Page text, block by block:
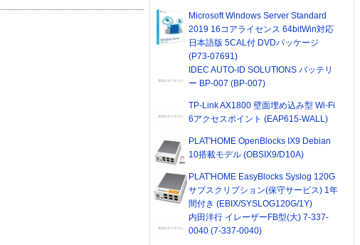
Microsoft Windows Server Standard
2019 16コアライセンス 64bitWin対応
日本語版 5CAL付 DVDパッケージ
(P73-07691)
IDEC AUTO-ID SOLUTIONS バッテリ
ー BP-007 (BP-007)
TP-Link AX1800 壁面埋め込み型 Wi-Fi
6アクセスポイント (EAP615-WALL)
PLAT'HOME OpenBlocks IX9 Debian
10搭載モデル (OBSIX9/D10A)
PLAT'HOME EasyBlocks Syslog 120G
サブスクリプション(保守サービス) 1年
間付き (EBIX/SYSLOG120G/1Y)
内田洋行 イレーザーFB型(大) 7-337-
0040 (7-337-0040)